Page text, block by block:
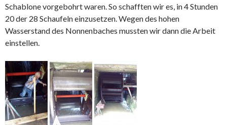
Schablone vorgebohrt waren. So schafften wir es, in 4 Stunden
20 der 28 Schaufeln einzusetzen. Wegen des hohen
Wasserstand des Nonnenbaches mussten wir dann die Arbeit
einstellen.